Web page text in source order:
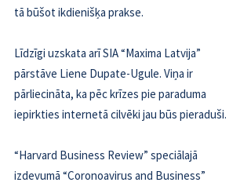
tā būšot ikdienišķa prakse.
Līdzīgi uzskata arī SIA “Maxima Latvija”
pārstāve Liene Dupate-Ugule. Viņa ir
pārliecināta, ka pēc krīzes pie paraduma
iepirkties internetā cilvēki jau būs pieraduši.
“Harvard Business Review” speciālajā
izdevumā “Coronoavirus and Business”